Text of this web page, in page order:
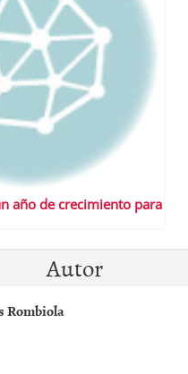
año de crecimiento para
Autor
Rombiola